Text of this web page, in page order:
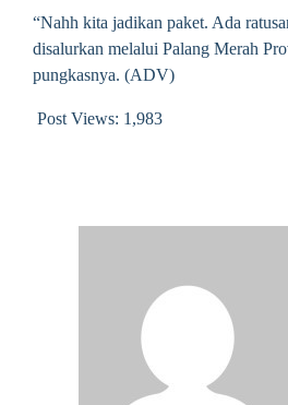
“Nahh kita jadikan paket. Ada
disalurkan melalui Palang Merah
pungkasnya. (ADV)
Post Views: 1,983